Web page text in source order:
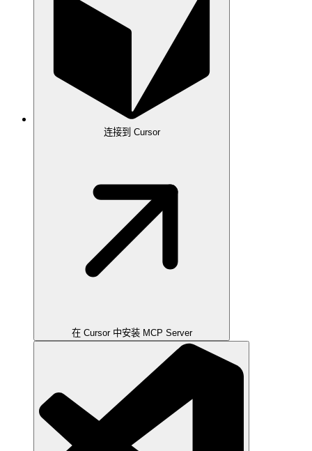
连接到 Cursor
在 Cursor 中安装 MCP Server